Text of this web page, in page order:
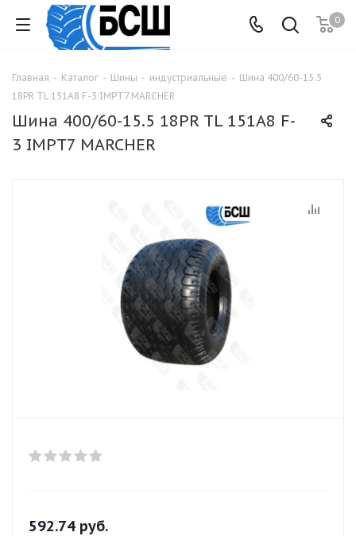
0
Главная - Каталог - Шины - индустриальные - Шина 400/60-15.5
18PR TL 151А8 F-3 IMPT7 MARCHER
Шина 400/60-15.5 18PR TL 151А8 F-
3 IMPT7 MARCHER
592.74 руб.